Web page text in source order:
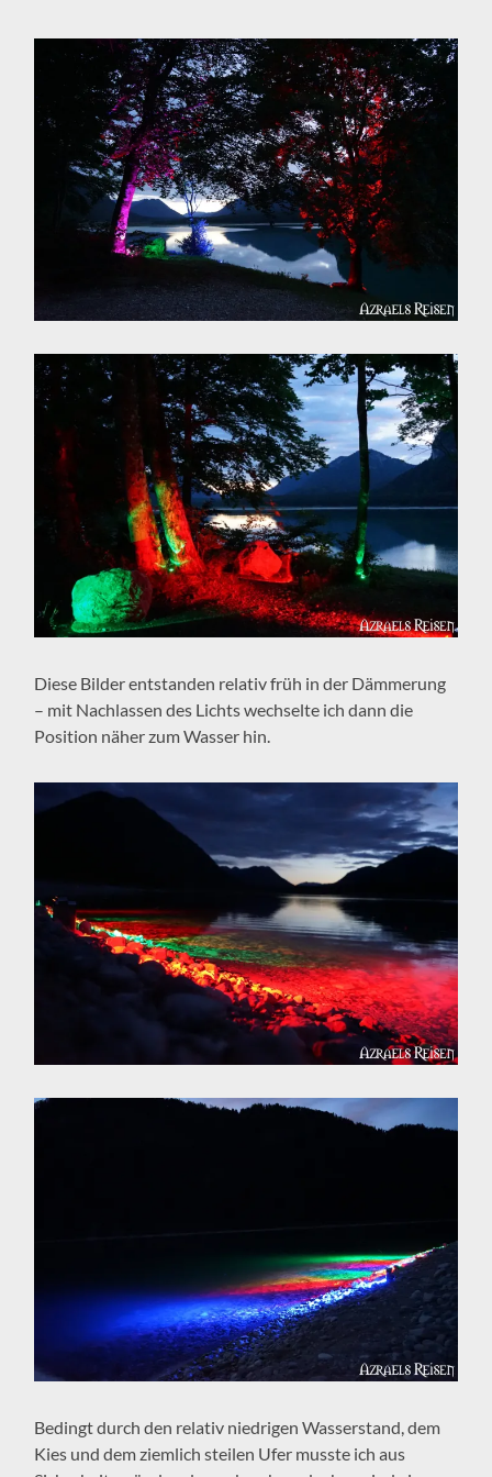
Diese Bilder entstanden relativ früh in der Dämmerung
– mit Nachlassen des Lichts wechselte ich dann die
Position näher zum Wasser hin.
Bedingt durch den relativ niedrigen Wasserstand, dem
Kies und dem ziemlich steilen Ufer musste ich aus